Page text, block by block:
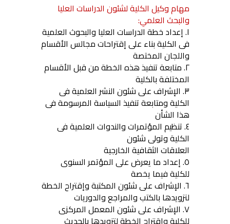
مهام وكيل الكلية لشئون الدراسات العليا
والبحث العلمي:
١. إعداد خطة الدراسات العليا والبحوث العلمية
فى الكلية بناء على إقتراحات مجالس الأقسام
واللجان المختصة
٢. متابعة تنفيذ هذه الخطة من قبل الأقسام
المختلفة بالكلية
٣. الإشراف على شئون النشر العلمية فى
الكلية ومتابعة تنفيذ السياسة المرسومة فى
هذا الشأن
٤. تنظيم المؤتمرات والندوات العلمية فى
الكلية وتولى شئون
العلاقات الثقافية الخارجية
٥. إعداد ما يعرض على المؤتمر السنوى
للكلية فيما يخصة
٦. الإشراف على شئون المكتبة وإقتراح الخطة
لتزويدها بالكتب والمراجع والدوريات
٧. الإشراف على شئون المعمل المركزى
للكلية وإقتراح الخطة لتزويدها بالحديث